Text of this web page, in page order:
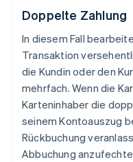
Doppelte Zahlung
In diesem Fall
Transaktion
die Kundin oder den
mehrfach. Wenn die
Karteninhaber die
seinem Kontoauszug
Rückbuchung
Abbuchung